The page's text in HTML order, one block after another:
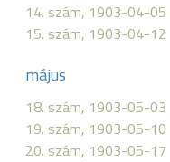
14. szám, 1903-04-05
15. szám, 1903-04-12
május
18. szám, 1903-05-03
19. szám, 1903-05-10
20. szám, 1903-05-17